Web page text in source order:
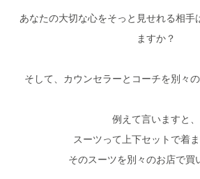
あなたの大切な心をそっと見せれる相手
ますか？
そして、カウンセラーとコーチを別々
例えて言いますと、
スーツって上下セットで着ま
そのスーツを別々のお店で買